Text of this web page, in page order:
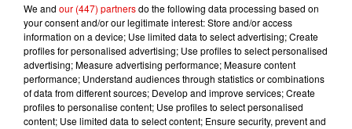
AVA MAX
Everytime I Cry
(stronger)
GIMS
Soleil
ARIANA GRANDE
Hate That I Made
You Love Me
We and our (447) partnersdo the following data processing based on
your consent and/or our legitimate interest: Store and/or access
information on a device; Use limited data to select advertising; Create
profiles for personalised advertising; Use profiles to select personalised
advertising; Measure advertising performance; Measure content
performance; Understand audiences through statistics or combinations
of data from different sources; Develop and improve services; Create
profiles to personalise content; Use profiles to select personalised
content; Use limited data to select content; Ensure security, prevent and